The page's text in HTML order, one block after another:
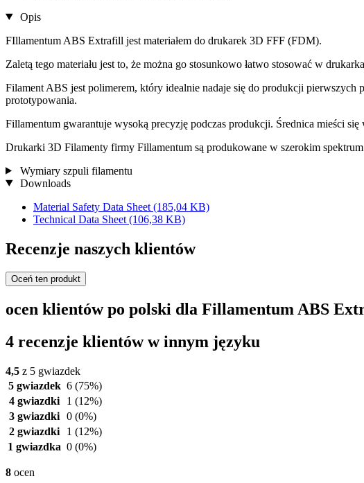
Opis
FIllamentum ABS Extrafill jest materiałem do drukarek 3D FFF (FDM).
Zaletą tego materiału jest to, że można go stosunkowo łatwo stosować w
Filament ABS jest polimerem, który idealnie nadaje się do produkcji
prototypowania.
Fillamentum gwarantuje wysoką precyzję podczas produkcji. Średnica mieści
Drukarki 3D Filamenty firmy Fillamentum są produkowane w szerokim
Wymiary szpuli filamentu
Downloads
Material Safety Data Sheet (185,04 KB)
Technical Data Sheet (106,38 KB)
Recenzje naszych klientów
Oceń ten produkt
ocen klientów po polski dla Fillamentum ABS
4 recenzje klientów w innym języku
4,5 z 5 gwiazdek
5 gwiazdek 6 (75%)
4 gwiazdki
1 (12%)
3 gwiazdki 0 (0%)
2 gwiazdki
1 (12%)
1 gwiazdka 0 (0%)
8 ocen